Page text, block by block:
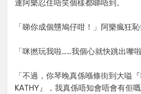
連阿樂忍住唔笑個樣都睇唔到。
「睇你成個戇鳩仔咁！」阿樂瘋狂恥
「咪撚玩我啦……我個心就快跳出嚟啦
「不過，你琴晚真係喺條街到大嗌
KATHY』，我真係唔知會唔會有佢